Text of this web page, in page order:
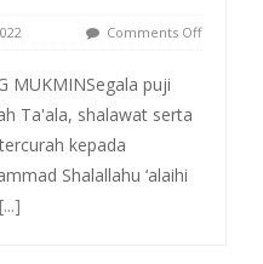
Comments Off
MUKMINSegala puji
Ta'ala, shalawat serta
kepada
Shalallahu ‘alaihi
[...]